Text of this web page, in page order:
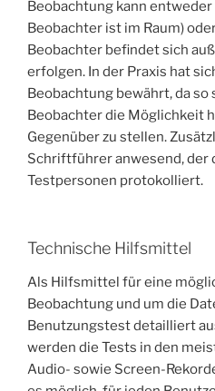
Beobachtung kann
Beobachter ist im Raum)
Beobachter befindet sich
erfolgen. In der Praxis hat
Beobachtung bewährt, da so
Beobachter die Möglichkeit
Gegenüber zu stellen.
Schriftführer anwesend, der
Testpersonen protokolliert.
Technische Hilfsmittel
Als Hilfsmittel für eine
Beobachtung und um die
Benutzungstest detailliert
werden die Tests in den
Audio- sowie Screen-